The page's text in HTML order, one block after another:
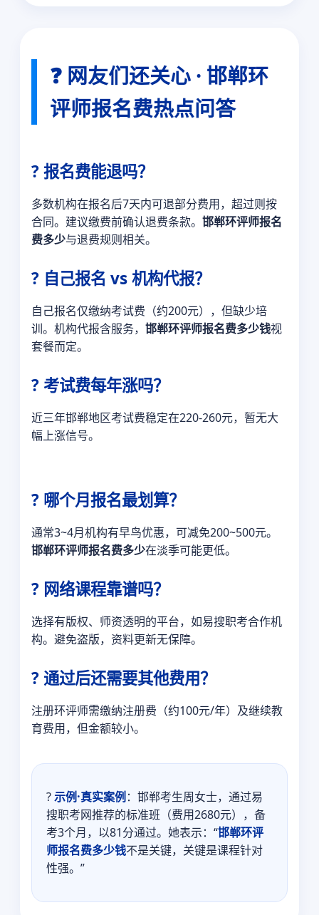
❓ 网友们还关心 · 邯郸环
评师报名费热点问答
? 报名费能退吗？
多数机构在报名后7天内可退部分费用，超过则按
合同。建议缴费前确认退费条款。 邯郸环评师报名
费多少与退费规则相关。
? 自己报名 vs 机构代报？
自己报名仅缴纳考试费（约200元），但缺少培
训。机构代报含服务， 邯郸环评师报名费多少钱视
套餐而定。
? 考试费每年涨吗？
近三年邯郸地区考试费稳定在220-260元，暂无大
幅上涨信号。
? 哪个月报名最划算？
通常3~4月机构有早鸟优惠，可减免200~500元。
邯郸环评师报名费多少在淡季可能更低。
? 网络课程靠谱吗？
选择有版权、师资透明的平台，如易搜职考合作机
构。避免盗版，资料更新无保障。
? 通过后还需要其他费用？
注册环评师需缴纳注册费（约100元/年）及继续教
育费用，但金额较小。
?示例·真实案例：邯郸考生周女士，通过易
搜职考网推荐的标准班（费用2680元），备
考3个月，以81分通过。她表示：“邯郸环评
师报名费多少钱不是关键，关键是课程针对
性强。”